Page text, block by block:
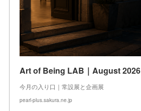
Art of Being LAB｜August 2026
今月の入り口｜常設展と企画展
pearl-plus.sakura.ne.jp